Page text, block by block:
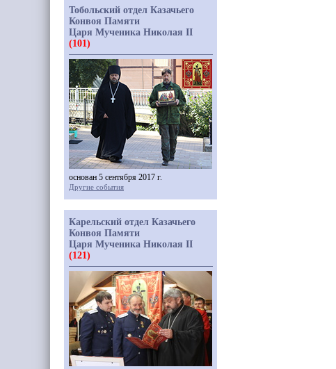
Тобольский отдел Казачьего
Конвоя Памяти
Царя Мученика Николая II
(101)
основан 5 сентября 2017 г.
Другие события
Карельский отдел Казачьего
Конвоя Памяти
Царя Мученика Николая II
(121)